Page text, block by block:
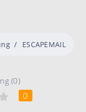
ESCAPEMAIL
(0)
0